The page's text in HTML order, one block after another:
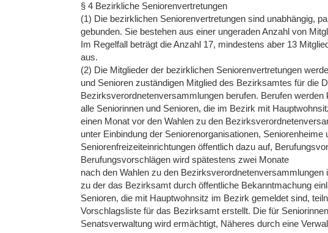
§ 4 Bezirkliche Seniorenvertretungen
(1) Die bezirklichen Seniorenvertretungen sind unabhängig,
gebunden. Sie bestehen aus einer ungeraden Anzahl von
Im Regelfall beträgt die Anzahl 17, mindestens aber 13
aus.
(2) Die Mitglieder der bezirklichen Seniorenvertretungen
und Senioren zuständigen Mitglied des Bezirksamtes für die
Bezirksverordnetenversammlungen berufen. Berufen werden
alle Seniorinnen und Senioren, die im Bezirk mit
einen Monat vor den Wahlen zu den
unter Einbindung der Seniorenorganisationen,
Seniorenfreizeiteinrichtungen öffentlich dazu auf,
Berufungsvorschlägen wird spätestens zwei Monate
nach den Wahlen zu den Bezirksverordnetenversammlungen
zu der das Bezirksamt durch öffentliche Bekanntmachung
Senioren, die mit Hauptwohnsitz im Bezirk gemeldet sind,
Vorschlagsliste für das Bezirksamt erstellt. Die für
Senatsverwaltung wird ermächtigt, Näheres durch eine